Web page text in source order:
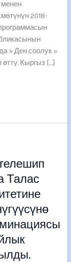
2018-
» Ден соолук »
Кыргыз […]
Талас